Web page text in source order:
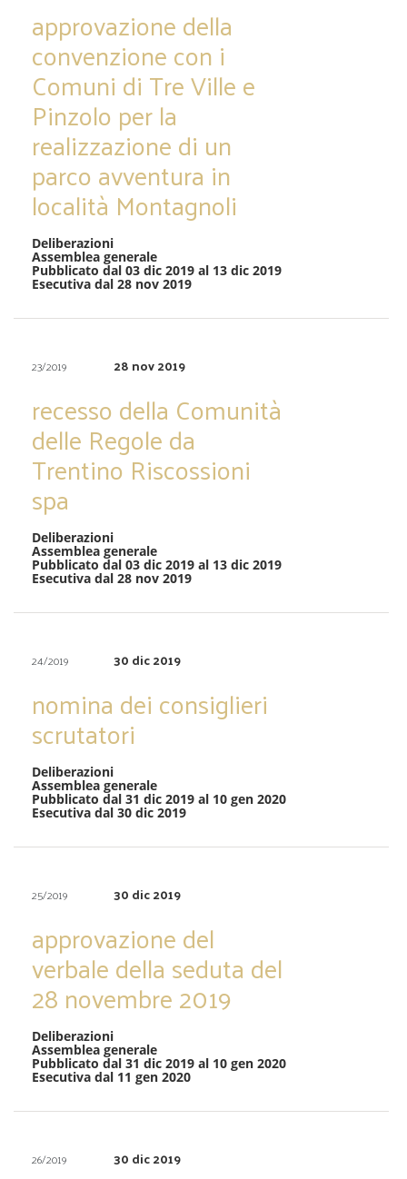
approvazione della
convenzione con i
Comuni di Tre Ville e
Pinzolo per la
realizzazione di un
parco avventura in
località Montagnoli
Deliberazioni
Assemblea generale
Pubblicato dal 03 dic 2019 al 13 dic 2019
Esecutiva dal 28 nov 2019
23/2019 28 nov 2019
recesso della Comunità
delle Regole da
Trentino Riscossioni
spa
Deliberazioni
Assemblea generale
Pubblicato dal 03 dic 2019 al 13 dic 2019
Esecutiva dal 28 nov 2019
24/2019 30 dic 2019
nomina dei consiglieri
scrutatori
Deliberazioni
Assemblea generale
Pubblicato dal 31 dic 2019 al 10 gen 2020
Esecutiva dal 30 dic 2019
25/2019 30 dic 2019
approvazione del
verbale della seduta del
28 novembre 2019
Deliberazioni
Assemblea generale
Pubblicato dal 31 dic 2019 al 10 gen 2020
Esecutiva dal 11 gen 2020
26/2019 30 dic 2019